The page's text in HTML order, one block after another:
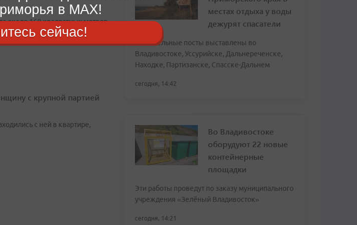
около 160 квадратных метров
с крупной партией
с ней в квартире,
местах отдыха у воды
дежурят спасатели
Спасательные посты выставлены во
Владивостоке, Уссурийске, Дальнереченске,
Находке, Партизанске, Спасске-Дальнем
сегодня, 14:42
Во Владивостоке
оборудуют 22 новые
контейнерные
площадки
Эти работы проведут по заказу муниципального
учреждения «Зелёный Владивосток»
сегодня, 14:21
в MAX!
сейчас!